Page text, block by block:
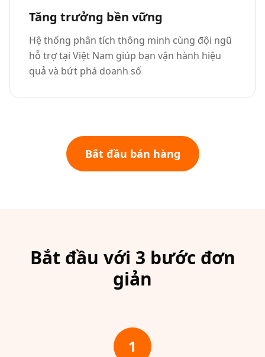
Tăng trưởng bền vững
Hệ thống phân tích thông minh cùng đội ngũ
hỗ trợ tại Việt Nam giúp bạn vận hành hiệu
quả và bứt phá doanh số
Bắt đầu bán hàng
Bắt đầu với 3 bước đơn
giản
1